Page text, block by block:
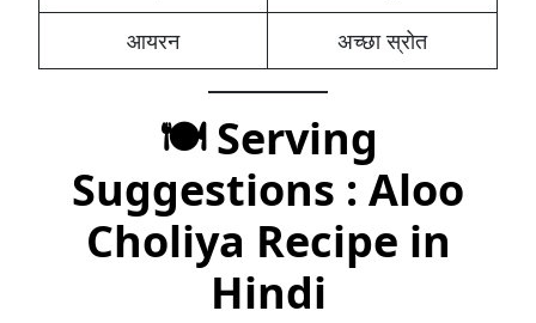
आयरन
अच्छा स्रोत
🍽️ Serving
Suggestions : Aloo
Choliya Recipe in
Hindi